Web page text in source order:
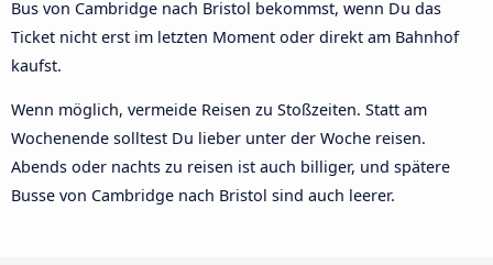
Bus von Cambridge nach Bristol bekommst, wenn Du das
Ticket nicht erst im letzten Moment oder direkt am Bahnhof
kaufst.
Wenn möglich, vermeide Reisen zu Stoßzeiten. Statt am
Wochenende solltest Du lieber unter der Woche reisen.
Abends oder nachts zu reisen ist auch billiger, und spätere
Busse von Cambridge nach Bristol sind auch leerer.